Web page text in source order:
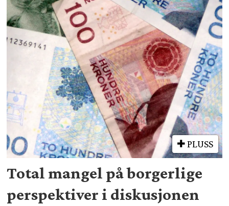
PLUSS
Total mangel på borgerlige
perspektiver i diskusjonen